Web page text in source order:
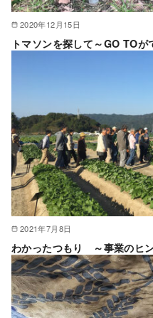
2020年12月15日
トマソンを探して～GO TOが
2021年7月8日
わかったつもり ～事業のヒ